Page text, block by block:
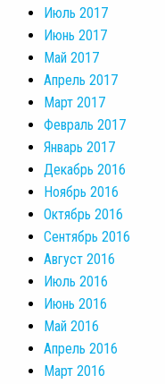
Июль 2017
Июнь 2017
Май 2017
Апрель 2017
Март 2017
Февраль 2017
Январь 2017
Декабрь 2016
Ноябрь 2016
Октябрь 2016
Сентябрь 2016
Август 2016
Июль 2016
Июнь 2016
Май 2016
Апрель 2016
Март 2016